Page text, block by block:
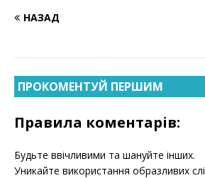
НАЗАД
ПРОКОМЕНТУЙ ПЕРШИМ
Правила коментарів:
Будьте ввічливими та шануйте інших.
Уникайте використання образливих